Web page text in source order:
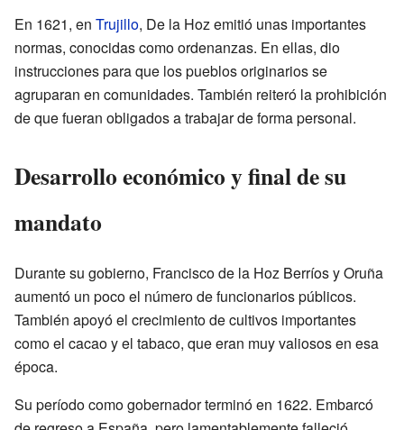
En 1621, en Trujillo, De la Hoz emitió unas importantes
normas, conocidas como ordenanzas. En ellas, dio
instrucciones para que los pueblos originarios se
agruparan en comunidades. También reiteró la prohibición
de que fueran obligados a trabajar de forma personal.
Desarrollo económico y final de su
mandato
Durante su gobierno, Francisco de la Hoz Berríos y Oruña
aumentó un poco el número de funcionarios públicos.
También apoyó el crecimiento de cultivos importantes
como el cacao y el tabaco, que eran muy valiosos en esa
época.
Su período como gobernador terminó en 1622. Embarcó